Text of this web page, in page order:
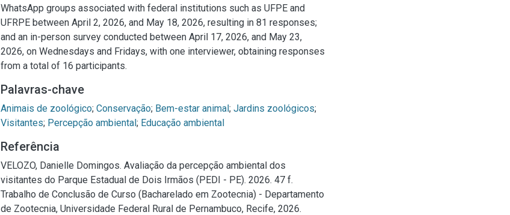
WhatsApp groups associated with federal institutions such as UFPE and
UFRPE between April 2, 2026, and May 18, 2026, resulting in 81 responses;
and an in-person survey conducted between April 17, 2026, and May 23,
2026, on Wednesdays and Fridays, with one interviewer, obtaining responses
from a total of 16 participants.
Palavras-chave
Animais de zoológico; Conservação; Bem-estar animal; Jardins zoológicos;
Visitantes; Percepção ambiental; Educação ambiental
Referência
VELOZO, Danielle Domingos. Avaliação da percepção ambiental dos
visitantes do Parque Estadual de Dois Irmãos (PEDI - PE). 2026. 47 f.
Trabalho de Conclusão de Curso (Bacharelado em Zootecnia) - Departamento
de Zootecnia, Universidade Federal Rural de Pernambuco, Recife, 2026.